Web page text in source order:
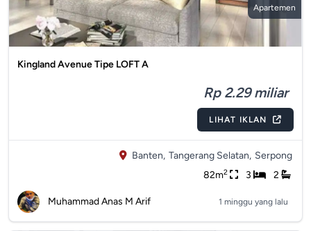
Apartemen
Kingland Avenue Tipe LOFT A
Rp 2.29 miliar
LIHAT IKLAN
Banten, Tangerang Selatan, Serpong
82m2 3 2
Muhammad Anas M Arif 1 minggu yang lalu